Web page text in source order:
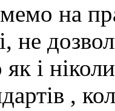
на
не
і
,